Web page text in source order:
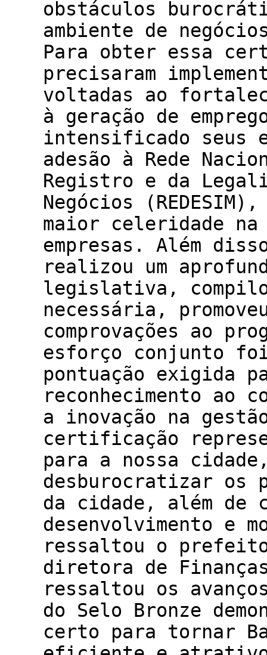
obstáculos
ambiente de
Para obter essa
precisaram
voltadas ao
à geração de
intensificado seus
adesão à Rede
Registro e da
Negócios
maior celeridade na
empresas. Além
realizou um
legislativa,
necessária,
comprovações ao
esforço conjunto foi
pontuação exigida
reconhecimento ao
a inovação na
certificação
para a nossa
desburocratizar os
da cidade, além
desenvolvimento e
ressaltou o
diretora de
ressaltou os
do Selo Bronze
certo para tornar